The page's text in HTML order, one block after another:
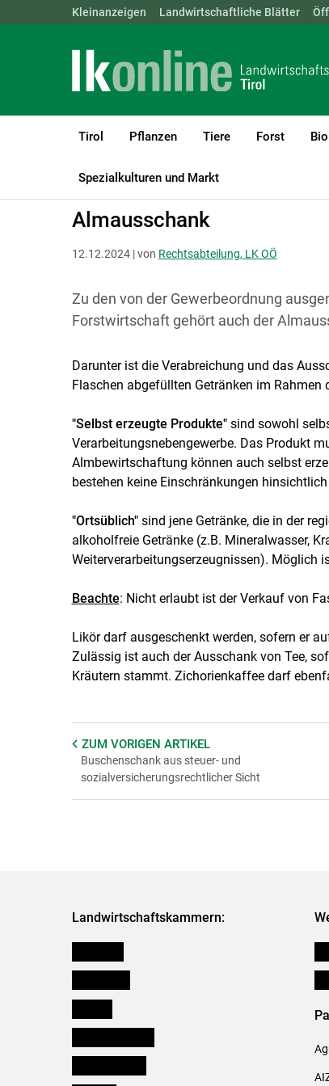
Landwirtschaftskammern: ÖSTERREICH BGLD
Kleinanzeigen Landwirtschaftliche Blätter
Tirol Pflanzen Tiere Forst Bio
Spezialkulturen und Markt
LK Tirol Recht & Steuer Landwirtschaft und Gewerbe
Almausschank
12.12.2024 | von Rechtsabteilung, LK OÖ
Zu den von der Gewerbeordnung
Forstwirtschaft gehört auch der
Darunter ist die Verabreichung und das
Flaschen abgefüllten Getränken im
"Selbst erzeugte Produkte"sind sowohl
Verarbeitungsnebengewerbe. Das Produkt
Almbewirtschaftung können auch selbst
bestehen keine Einschränkungen
"Ortsüblich"sind jene Getränke, die in der
alkoholfreie Getränke (z.B. Mineralwasser,
Weiterverarbeitungserzeugnissen). Möglich
Beachte: Nicht erlaubt ist der Verkauf von
Likör darf ausgeschenkt werden, sofern er
Zulässig ist auch der Ausschank von Tee,
Kräutern stammt. Zichorienkaffee darf
ZUM VORIGEN ARTIKEL
Buschenschank aus steuer- und
sozialversicherungsrechtlicher Sicht
Landwirtschaftskammern: